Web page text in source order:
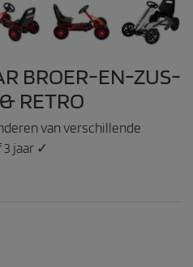
BROER-EN-ZUS-
RETRO
van verschillende
jaar ✓